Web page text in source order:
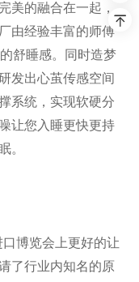
美的融合在一起，
由经验丰富的师傅
舒睡感。同时造梦
发出心茧传感空间
系统，实现软硬分
让您入睡更快更持
。
博览会上更好的让
了行业内知名的原